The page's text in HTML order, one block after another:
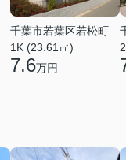
千葉市若葉区若松町
1K (23.61㎡)
7.6万円